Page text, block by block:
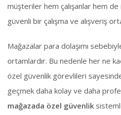
müşteriler hem çalışanlar hem
güvenli bir çalışma ve alışveriş
Mağazalar para dolaşımı
ortamlardır. Bu nedenle her ne
özel güvenlik görevlileri sayesinde
geçmek daha kolay ve daha
mağazada özel güvenlik